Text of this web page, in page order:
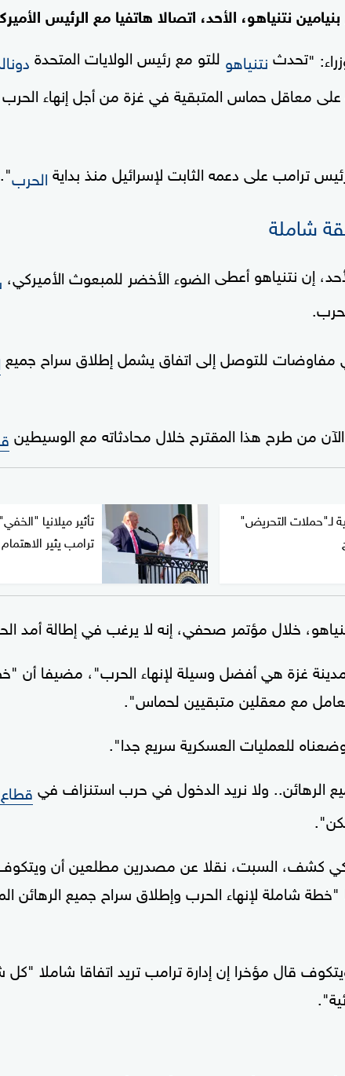
نتنياهو، الأحد، اتصالا هاتفيا مع الرئيس
"تحدث نتنياهو للتو مع رئيس الولايات المتحدة
على معاقل حماس المتبقية في غزة من أجل إنهاء
ترامب على دعمه الثابت لإسرائيل منذ بداية الحرب".
شاملة
إن نتنياهو أعطى الضوء الأخضر للمبعوث الأميركي،
مفاوضات للتوصل إلى اتفاق يشمل إطلاق سراح جميع
من طرح هذا المقترح خلال محادثاته مع الوسيطين
لـ"حملات التحريض"
تأثير ميلانيا
ترامب يثير الاهتمام
خلال مؤتمر صحفي، إنه لا يرغب في إطالة أمد
غزة هي أفضل وسيلة لإنهاء الحرب"، مضيفا أن
مع معقلين متبقيين لحماس".
للعمليات العسكرية سريع جدا".
الرهائن.. ولا نريد الدخول في حرب استنزاف في
كشف، السبت، نقلا عن مصدرين مطلعين أن ويتكوف
شاملة لإنهاء الحرب وإطلاق سراح جميع الرهائن
قال مؤخرا إن إدارة ترامب تريد اتفاقا شاملا